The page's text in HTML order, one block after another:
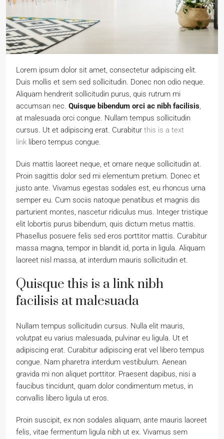
Lorem ipsum dolor sit amet, consectetur adipiscing elit.
Duis mollis et sem sed sollicitudin. Donec non odio neque.
Aliquam hendrerit sollicitudin purus, quis rutrum mi
accumsan nec. Quisque bibendum orci ac nibh facilisis,
at malesuada orci congue. Nullam tempus sollicitudin
cursus. Ut et adipiscing erat. Curabitur this is a text
link libero tempus congue.
Duis mattis laoreet neque, et ornare neque sollicitudin at.
Proin sagittis dolor sed mi elementum pretium. Donec et
justo ante. Vivamus egestas sodales est, eu rhoncus urna
semper eu. Cum sociis natoque penatibus et magnis dis
parturient montes, nascetur ridiculus mus. Integer tristique
elit lobortis purus bibendum, quis dictum metus mattis.
Phasellus posuere felis sed eros porttitor mattis. Curabitur
massa magna, tempor in blandit id, porta in ligula. Aliquam
laoreet nisl massa, at interdum mauris sollicitudin et.
Quisque this is a link nibh
facilisis at malesuada
Nullam tempus sollicitudin cursus. Nulla elit mauris,
volutpat eu varius malesuada, pulvinar eu ligula. Ut et
adipiscing erat. Curabitur adipiscing erat vel libero tempus
congue. Nam pharetra interdum vestibulum. Aenean
gravida mi non aliquet porttitor. Praesent dapibus, nisi a
faucibus tincidunt, quam dolor condimentum metus, in
convallis libero ligula ut eros.
Proin suscipit, ex non sodales aliquam, ante mauris laoreet
felis, vitae fermentum ligula nibh ut ex. Vivamus sem